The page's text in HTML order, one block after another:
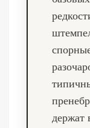
держат